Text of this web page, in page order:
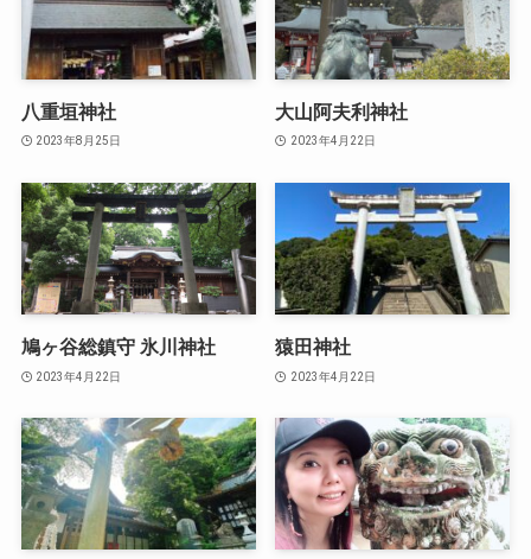
八重垣神社
2023年8月25日
大山阿夫利神社
2023年4月22日
鳩ヶ谷総鎮守 氷川神社
2023年4月22日
猿田神社
2023年4月22日